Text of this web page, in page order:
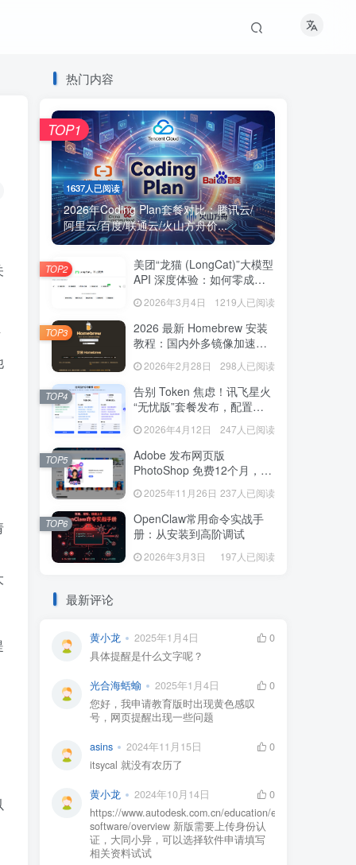
热门内容
1637人已阅读
2026年Coding Plan套餐对比：腾讯云/
阿里云/百度/联通云/火山方舟价...
TOP1
美团“龙猫 (LongCat)”大模型
API 深度体验：如何零成本
2026年3月4日 1219人已阅读
TOP2
2026 最新 Homebrew 安装
教程：国内外多镜像加速脚
2026年2月28日 298人已阅读
TOP3
告别 Token 焦虑！讯飞星火
“无忧版”套餐发布，配置
2026年4月12日 247人已阅读
TOP4
Adobe 发布网页版
PhotoShop 免费12个月，功
必备2025年11月26日 237人已阅读
TOP5
OpenClaw常用命令实战手
册：从安装到高阶调试
2026年3月3日 197人已阅读
TOP6
最新评论
黄小龙 2025年1月4日
0
具体提醒是什么文字呢？
光合海蛞蝓 2025年1月4日
0
您好，我申请教育版时出现黄色感叹
号，网页提醒出现一些问题
asins 2024年11月15日
0
itsycal 就没有农历了
黄小龙 2024年10月14日
0
https://www.autodesk.com.cn/education/edu-
software/overview 新版需要上传身份认
证，大同小异，可以选择软件申请填写
相关资料试试